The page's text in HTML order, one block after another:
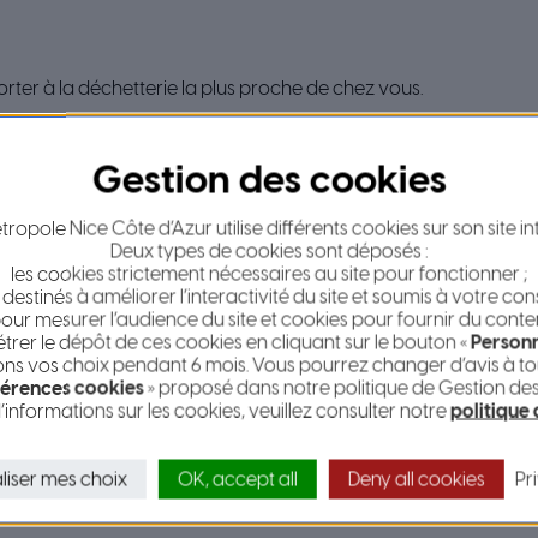
à la déchetterie la plus proche de chez vous.
votre électroménager à domicile.
la commune d’Eze s’étend sur trois corniches avec un
plage ombragée d’une pinède maritime abrite de nombreux
sont bordées d’anciennes maisons seigneuriales occupées par
aménagé dans les ruines d’une forteresse médiévale au
espace vierge entre mer et montagne. De ce maquis
avec, l’hiver, le Mercantour enneigé, l’Italie et Saint-Tropez.
Nice Côte d’Azur utilise différents cookies sur son site
Deux types de cookies sont déposés :
les cookies strictement nécessaires au site pour fonctionner ;
destinés à améliorer l’interactivité du site et soumis à votre
mesurer l’audience du site et cookies pour fournir du
le dépôt de ces cookies en cliquant sur le bouton «
vos choix pendant 6 mois. Vous pourrez changer d’avis à
cookies» proposé dans notre politique de Gestion
sur les cookies, veuillez consulter notrepolitique
mes choix OK, accept all Deny all cookies